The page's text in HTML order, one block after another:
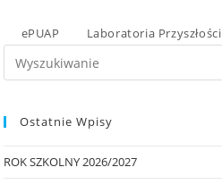
ePUAP Laboratoria Przyszłości
Ostatnie Wpisy
ROK SZKOLNY 2026/2027